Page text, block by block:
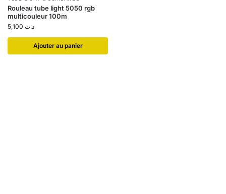
Rouleau tube light 5050 rgb
multicouleur 100m
د.ت
Ajouter au panier